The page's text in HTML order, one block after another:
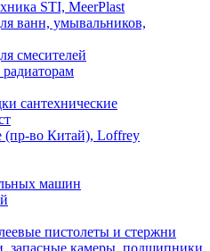
STI, MeerPlast
ванн, умывальников,
смесителей
сантехнические
(пр-во Китай), Loffrey
машин
пистолеты и стержни
запасные камеры, подшипники